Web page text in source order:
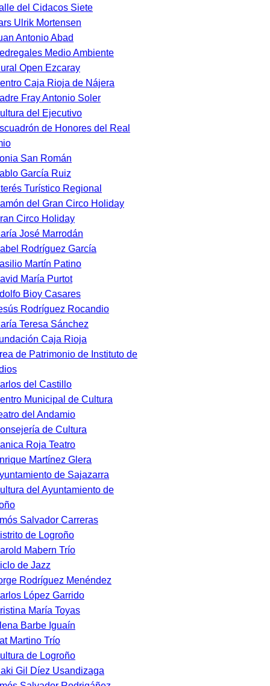
del Cidacos Siete
Ulrik Mortensen
Antonio Abad
Medio Ambiente
Open Ezcaray
Caja Rioja de Nájera
Fray Antonio Soler
del Ejecutivo
de Honores del Real
San Román
García Ruiz
Turístico Regional
del Gran Circo Holiday
Circo Holiday
José Marrodán
Rodríguez García
Martín Patino
María Purtot
Bioy Casares
Rodríguez Rocandio
Teresa Sánchez
Caja Rioja
de Patrimonio de Instituto de
del Castillo
Municipal de Cultura
del Andamio
de Cultura
Roja Teatro
Martínez Glera
de Sajazarra
del Ayuntamiento de
Salvador Carreras
de Logroño
Mabern Trío
de Jazz
Rodríguez Menéndez
López Garrido
María Toyas
Barbe Iguaín
Martino Trío
de Logroño
Gil Díez Usandizaga